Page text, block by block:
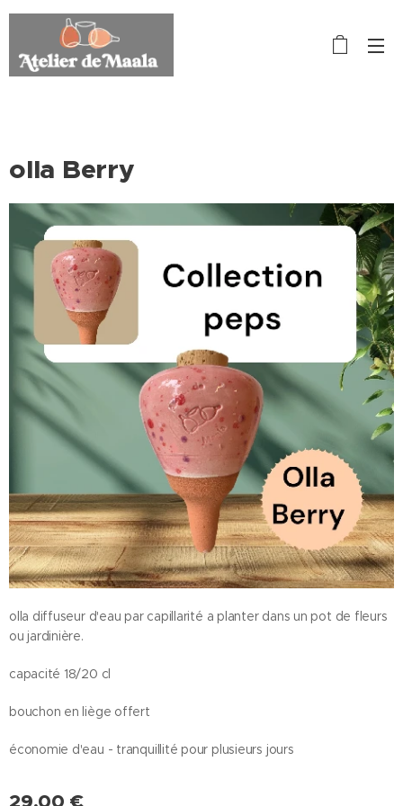
olla Berry
olla diffuseur d'eau par capillarité a planter dans un pot de fleurs
ou jardinière.
capacité 18/20 cl
bouchon en liège offert
économie d'eau - tranquillité pour plusieurs jours
29,00 €